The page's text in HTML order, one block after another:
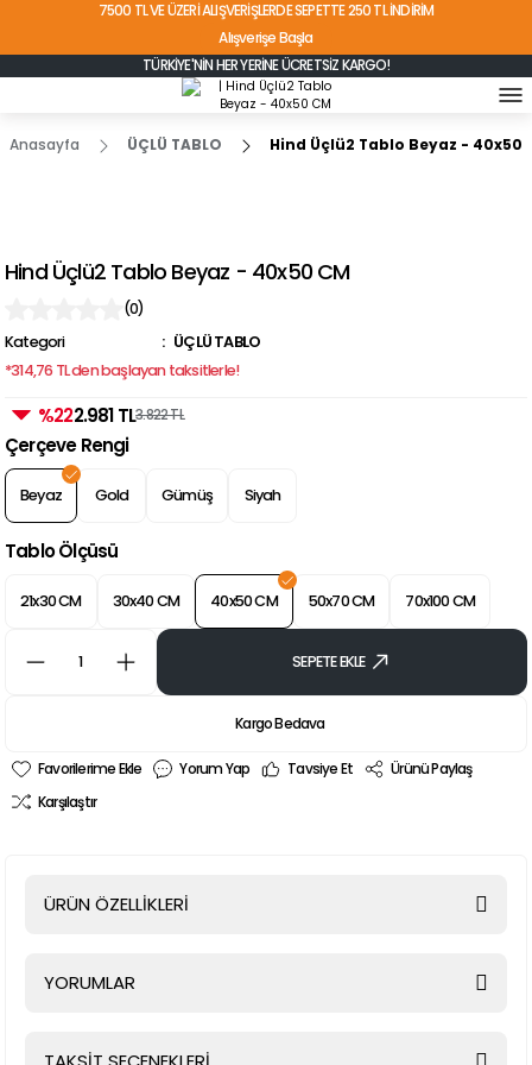
7500 TL VE ÜZERİ ALIŞVERİŞLERDE SEPETTE 250 TL İNDİRİM
Alışverişe Başla
TÜRKİYE'NİN HER YERİNE ÜCRETSİZ KARGO!
Anasayfa ÜÇLÜ TABLO Hind Üçlü2 Tablo Beyaz - 40x50
Hind Üçlü2 Tablo Beyaz - 40x50 CM
(0)
Kategori
ÜÇLÜ TABLO
*314,76 TL den başlayan taksitlerle!
%222.981 TL3.822 TL
Çerçeve Rengi
Beyaz Gold Gümüş Siyah
Tablo Ölçüsü
21x30 CM 30x40 CM 40x50 CM 50x70 CM 70x100 CM
SEPETE EKLE
Kargo Bedava
Yorum Yap Tavsiye Et
Ürünü Paylaş
Karşılaştır
ÜRÜN ÖZELLİKLERİ
YORUMLAR